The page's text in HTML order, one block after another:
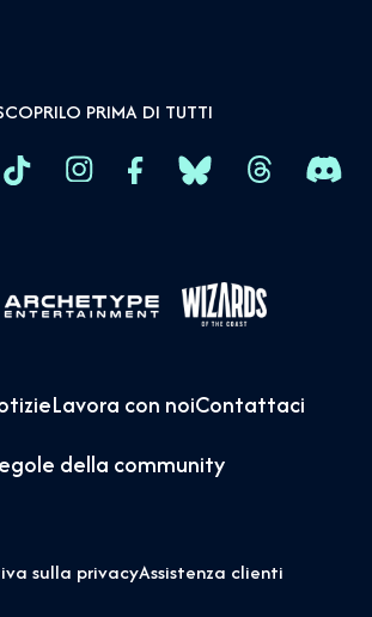
PRIMA DI TUTTI
Lavora con noiContattaci
della community
sulla privacyAssistenza clienti